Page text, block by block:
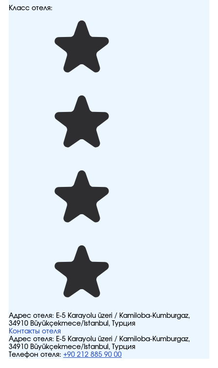
Класс отеля:
Адрес отеля: E-5 Karayolu üzeri / Kamiloba-Kumburgaz,
34910 Büyükçekmece/İstanbul, Турция
Контакты отеля
Адрес отеля: E-5 Karayolu üzeri / Kamiloba-Kumburgaz,
34910 Büyükçekmece/İstanbul, Турция
Телефон отеля: +90 212 885 90 00